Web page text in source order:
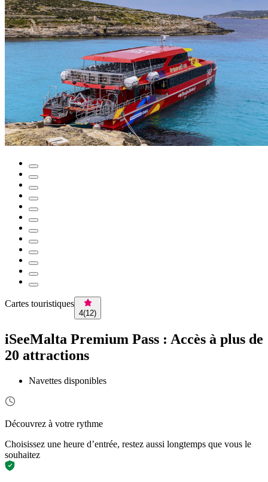
Cartes touristiques
4(12)
iSeeMalta Premium Pass : Accès à plus de
20 attractions
Navettes disponibles
Découvrez à votre rythme
Choisissez une heure d’entrée, restez aussi longtemps que vous le
souhaitez